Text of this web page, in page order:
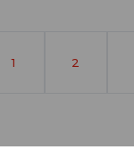
Página
1 Página
2